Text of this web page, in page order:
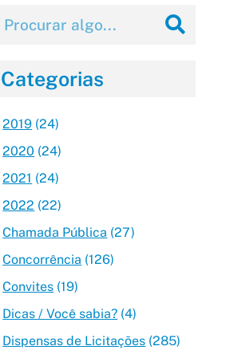
Categorias
2019 (24)
2020 (24)
2021 (24)
2022 (22)
Chamada Pública (27)
Concorrência (126)
Convites (19)
Dicas / Você sabia? (4)
Dispensas de Licitações (285)